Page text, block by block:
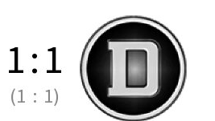
1:1
(1 : 1)